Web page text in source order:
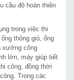
cầu độ hoàn thiện
trong việc thi
thông gió, ống
xưởng công
lớn, máy giúp tiết
công, đồng thời
Trong các